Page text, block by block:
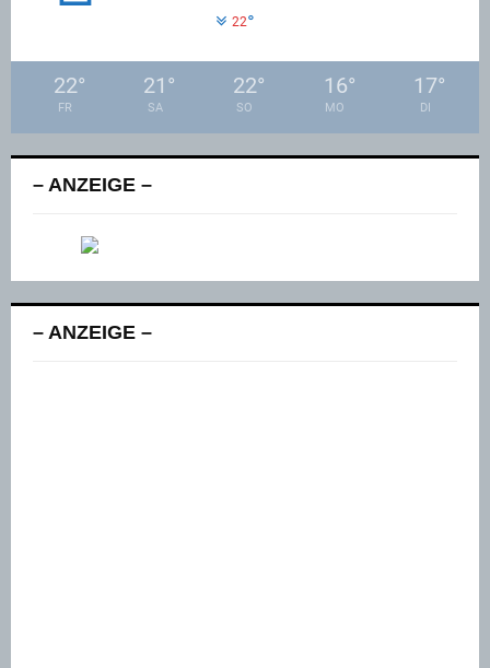
22°
22°
FR
21 °
SA
22°
SO
16°
MO
17°
DI
– ANZEIGE –
– ANZEIGE –